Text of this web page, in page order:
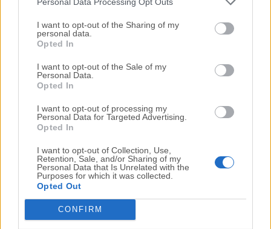
I want to opt-out of the Sharing of my
personal data.
Opted In
I want to opt-out of the Sale of my
Personal Data.
Opted In
I want to opt-out of processing my
Personal Data for Targeted Advertising.
Opted In
I want to opt-out of Collection, Use,
Retention, Sale, and/or Sharing of my
Personal Data that Is Unrelated with the
Purposes for which it was collected.
Opted Out
CONFIRM
de Game Bar? Consíguelos aquí.
Xbox Game Bar
tendrás que empezar a jugar a un juego en Windows
10 antes de poder empezar a grabar.
Es importante tener en cuenta que esta función solo
está disponible en la compilación 1903 de Windows
10, por lo que no funcionará en versiones posteriores.
Una vez que hayas empezado a jugar, inicia la
grabación abriendo laGame Bar